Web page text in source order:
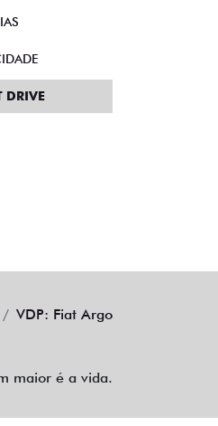
DRIVE
VDP: Fiat Argo
maior é a vida.